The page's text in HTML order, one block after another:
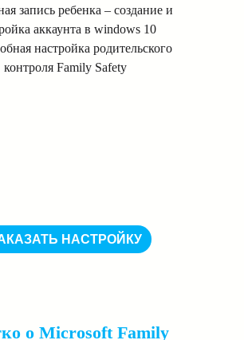
НАСТРОЙКУ
запись ребенка – создание и
аккаунта в windows 10
настройка родительского
контроля Family Safety
о Microsoft Family